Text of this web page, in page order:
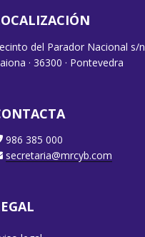
del Parador Nacional s/n
· 36300 · Pontevedra
986 385 000
secretaria@mrcyb.com